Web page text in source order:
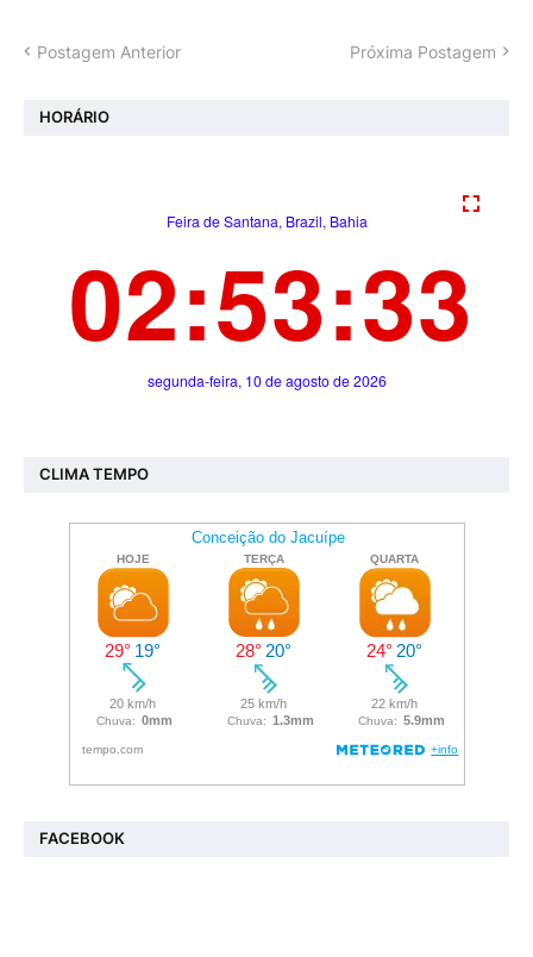
Postagem Anterior Próxima Postagem
HORÁRIO
CLIMA TEMPO
FACEBOOK